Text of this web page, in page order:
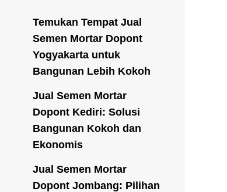
Temukan Tempat Jual
Semen Mortar Dopont
Yogyakarta untuk
Bangunan Lebih Kokoh
Jual Semen Mortar
Dopont Kediri: Solusi
Bangunan Kokoh dan
Ekonomis
Jual Semen Mortar
Dopont Jombang: Pilihan